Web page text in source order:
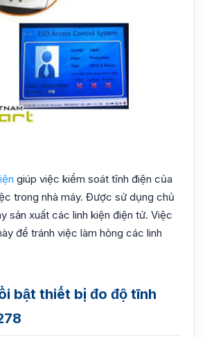
giúp việc kiểm soát tĩnh điện của
trong nhà máy. Được sử dụng chủ
sản xuất các linh kiện điện tử. Việc
để tránh việc làm hỏng các linh
bật thiết bị đo độ tĩnh